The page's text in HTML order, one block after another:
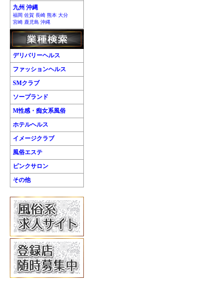
九州 沖縄
福岡 佐賀 長崎 熊本 大分
宮崎 鹿児島 沖縄
デリバリーヘルス
ファッションヘルス
SMクラブ
ソープランド
M性感・痴女系風俗
ホテルヘルス
イメージクラブ
風俗エステ
ピンクサロン
その他